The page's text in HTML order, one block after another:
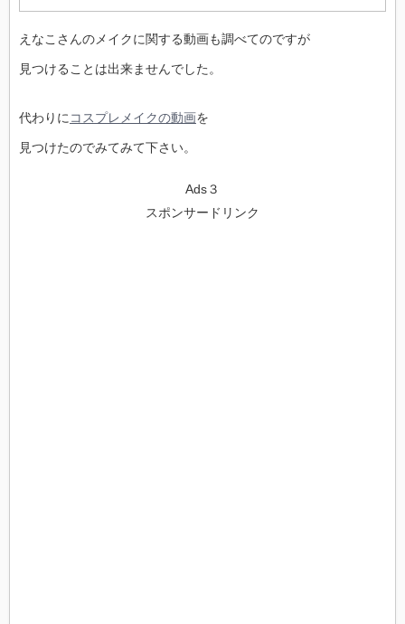
えなこさんのメイクに関する動画も調べてのですが
見つけることは出来ませんでした。
代わりに コスプレメイクの動画を
見つけたのでみてみて下さい。
Ads３
スポンサードリンク